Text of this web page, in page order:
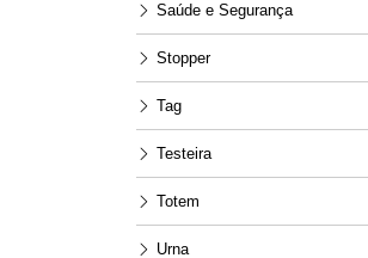
Saúde e Segurança
Stopper
Tag
Testeira
Totem
Urna